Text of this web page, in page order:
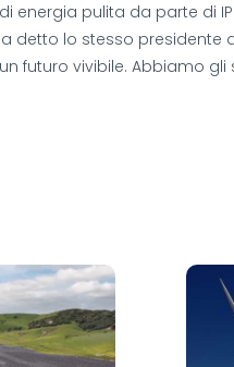
energia pulita da parte di
detto lo stesso presidente
futuro vivibile. Abbiamo